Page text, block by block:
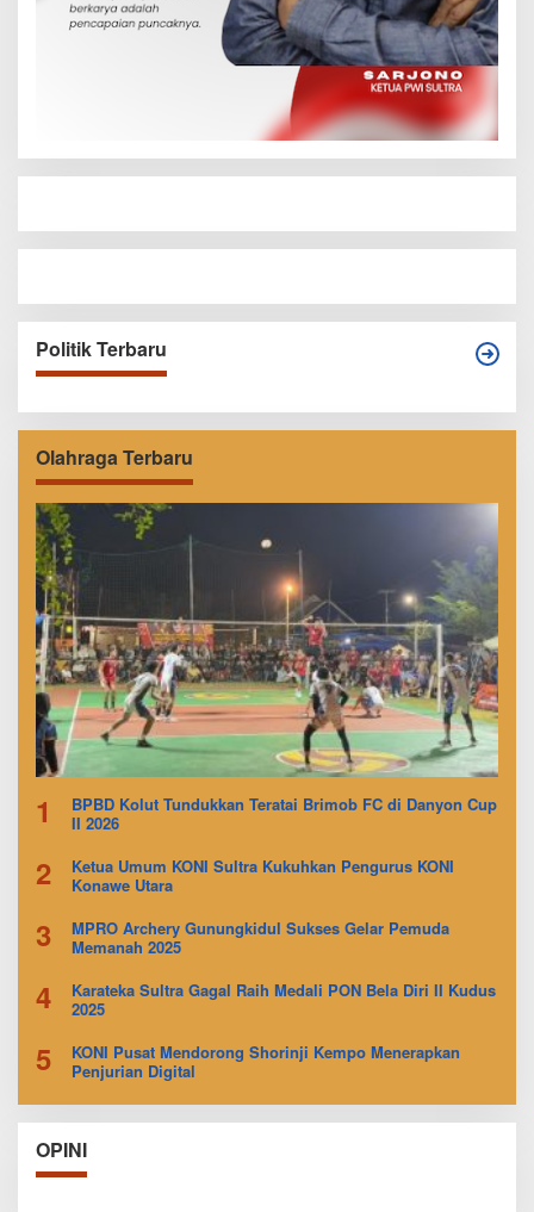
Politik Terbaru
Olahraga Terbaru
1
BPBD Kolut Tundukkan Teratai Brimob FC di Danyon Cup
II 2026
2
Ketua Umum KONI Sultra Kukuhkan Pengurus KONI
Konawe Utara
3
MPRO Archery Gunungkidul Sukses Gelar Pemuda
Memanah 2025
4
Karateka Sultra Gagal Raih Medali PON Bela Diri II Kudus
2025
5
KONI Pusat Mendorong Shorinji Kempo Menerapkan
Penjurian Digital
OPINI